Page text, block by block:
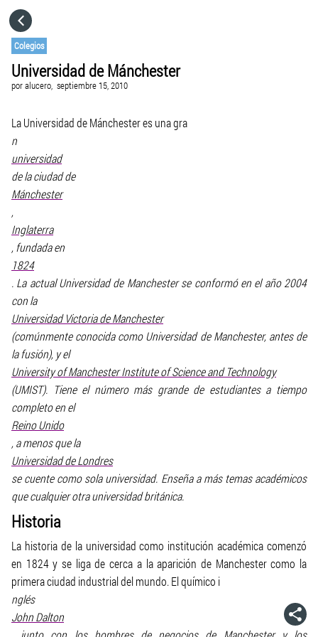
Colegios
Universidad de Mánchester
poralucero, septiembre 15, 2010
La Universidad de Mánchester es una gra
n
universidad
de la ciudad de
Mánchester
,
Inglaterra
, fundada en
1824
. La actual Universidad de Manchester se conformó en el año 2004
con la
Universidad Victoria de Manchester
(comúnmente conocida como Universidad de Manchester, antes de
la fusión), y el
University of Manchester Institute of Science and Technology
(UMIST). Tiene el número más grande de estudiantes a tiempo
completo en el
Reino Unido
, a menos que la
Universidad de Londres
se cuente como sola universidad. Enseña a más temas académicos
que cualquier otra universidad británica.
Historia
La historia de la universidad como institución académica comenzó
en 1824 y se liga de cerca a la aparición de Manchester como la
primera ciudad industrial del mundo. El químico i
nglés
John Dalton
CATEGORÍAS